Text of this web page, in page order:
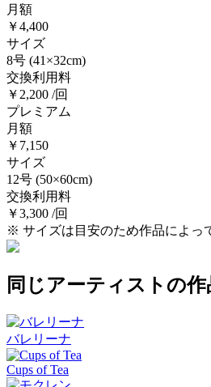
月額
￥4,400
サイズ
8号 (41×32cm)
交換利用料
￥2,200 /回
プレミアム
月額
￥7,150
サイズ
12号 (50×60cm)
交換利用料
￥3,300 /回
※ サイズは目安のため作品によっ
同じアーティストの作
バレリーナ
Cups of Tea